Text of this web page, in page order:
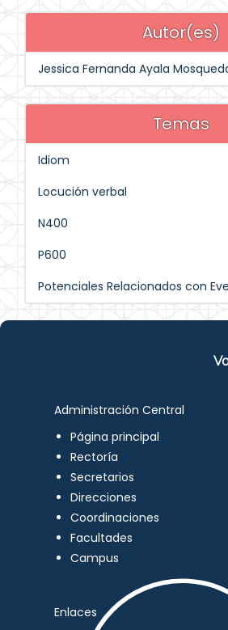
Autor(es)
Jessica Fernanda Ayala
Temas
Idiom
Locución verbal
N400
P600
Potenciales Relacionados con
Administración Central
Página principal
Rectoría
Secretarios
Direcciones
Coordinaciones
Facultades
Campus
Enlaces